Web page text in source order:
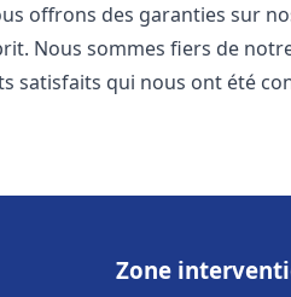
offrons des garanties sur
Nous sommes fiers de
satisfaits qui nous ont été
Zone